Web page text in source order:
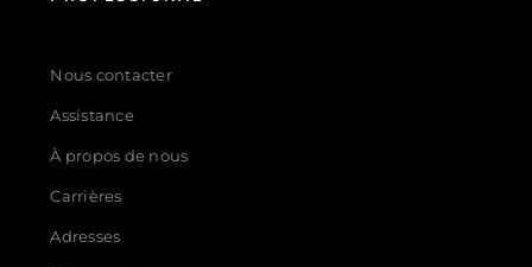
Nous contacter
Assistance
À propos de nous
Carrières
Adresses